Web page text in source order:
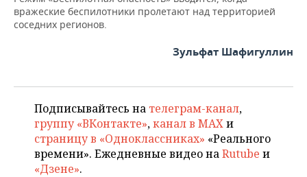
НЕФТЕХИМИЯ
ЭНЕРГЕТИКА
РОЗНИЧНАЯ ТОРГОВЛЯ
УСЛУГИ
НОВОСТИ ТЕХНОЛОГИЙ
МЕДИА
ТЕЛЕКОММУНИКАЦИИ
МЕРОПРИЯТИЯ
ВЫЕЗДНАЯ РЕДАКЦИЯ
БИЗНЕС-БРАНЧИ
ONLINE-КОНФЕРЕНЦИИ
НОВОСТИ СПОРТА
ФУТБОЛ
ХОККЕЙ
НОВОСТИ ОБЩЕСТВА
ВЛАСТЬ
ФОТОГАЛЕРЕЯ
СЮЖЕТЫ
вражеские беспилотники пролетают над территорией
соседних регионов.
Зульфат Шафигуллин
Подписывайтесь на телеграм-канал,
группу «ВКонтакте»,канал в MAXи
страницу в «Одноклассниках» «Реального
времени». Ежедневные видео наRutube и
«Дзене».